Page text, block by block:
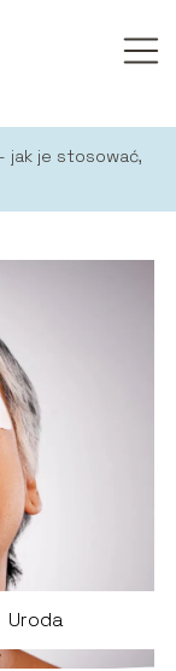
jak je stosować,
Uroda